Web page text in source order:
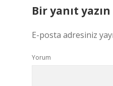
Bir yanıt yazın
E-posta adresiniz
Yorum